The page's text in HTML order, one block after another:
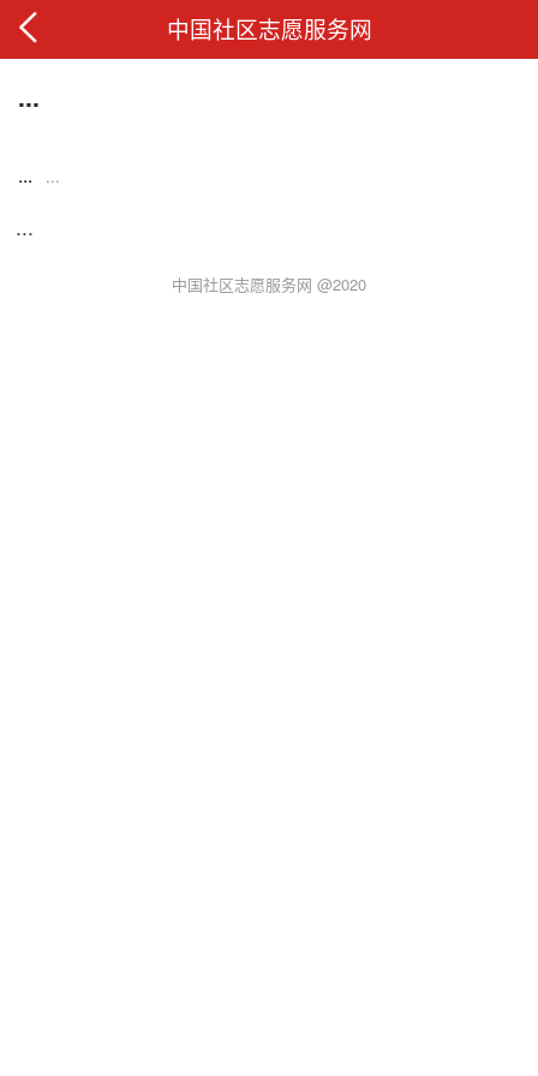
中国社区志愿服务网
...
... ...
...
中国社区志愿服务网 @2020